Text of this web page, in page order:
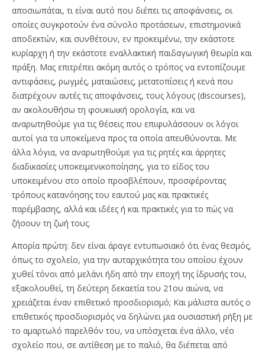
αποσιωπάται, τι είναι αυτό που διέπει τις αποφάνσεις, οι
οποίες συγκροτούν ένα σύνολο προτάσεων, επιστημονικά
αποδεκτών, και συνθέτουν, εν προκειμένω, την εκάστοτε
κυρίαρχη ή την εκάστοτε εναλλακτική παιδαγωγική θεωρία και
πράξη. Μας επιτρέπει ακόμη αυτός ο τρόπος να εντοπίζουμε
αντιφάσεις, ρωγμές, ματαιώσεις, μετατοπίσεις ή κενά που
διατρέχουν αυτές τις αποφάνσεις, τους λόγους (discourses),
αν ακολουθήσω τη φουκωική ορολογία, και να
αναρωτηθούμε για τις θέσεις που επιφυλάσσουν οι λόγοι
αυτοί για τα υποκείμενα προς τα οποία απευθύνονται. Με
άλλα λόγια, να αναρωτηθούμε για τις ρητές και άρρητες
διαδικασίες υποκειμενικοποίησης, για το είδος του
υποκειμένου στο οποίο προσβλέπουν, προσφέροντας
τρόπους κατανόησης του εαυτού μας και πρακτικές
παρέμβασης, αλλά και ιδέες ή και πρακτικές για το πώς να
ζήσουν τη ζωή τους.
Απορία πρώτη: δεν είναι άραγε εντυπωσιακό ότι ένας θεσμός,
όπως το σχολείο, για την αυταρχικότητα του οποίου έχουν
χυθεί τόνοι από μελάνι ήδη από την εποχή της ίδρυσής του,
εξακολουθεί, τη δεύτερη δεκαετία του 21ου αιώνα, να
χρειάζεται έναν επιθετικό προσδιορισμό; Και μάλιστα αυτός ο
επιθετικός προσδιορισμός να δηλώνει μια ουσιαστική ρήξη με
το αμαρτωλό παρελθόν του, να υπόσχεται ένα άλλο, νέο
σχολείο που, σε αντίθεση με το παλιό, θα διέπεται από